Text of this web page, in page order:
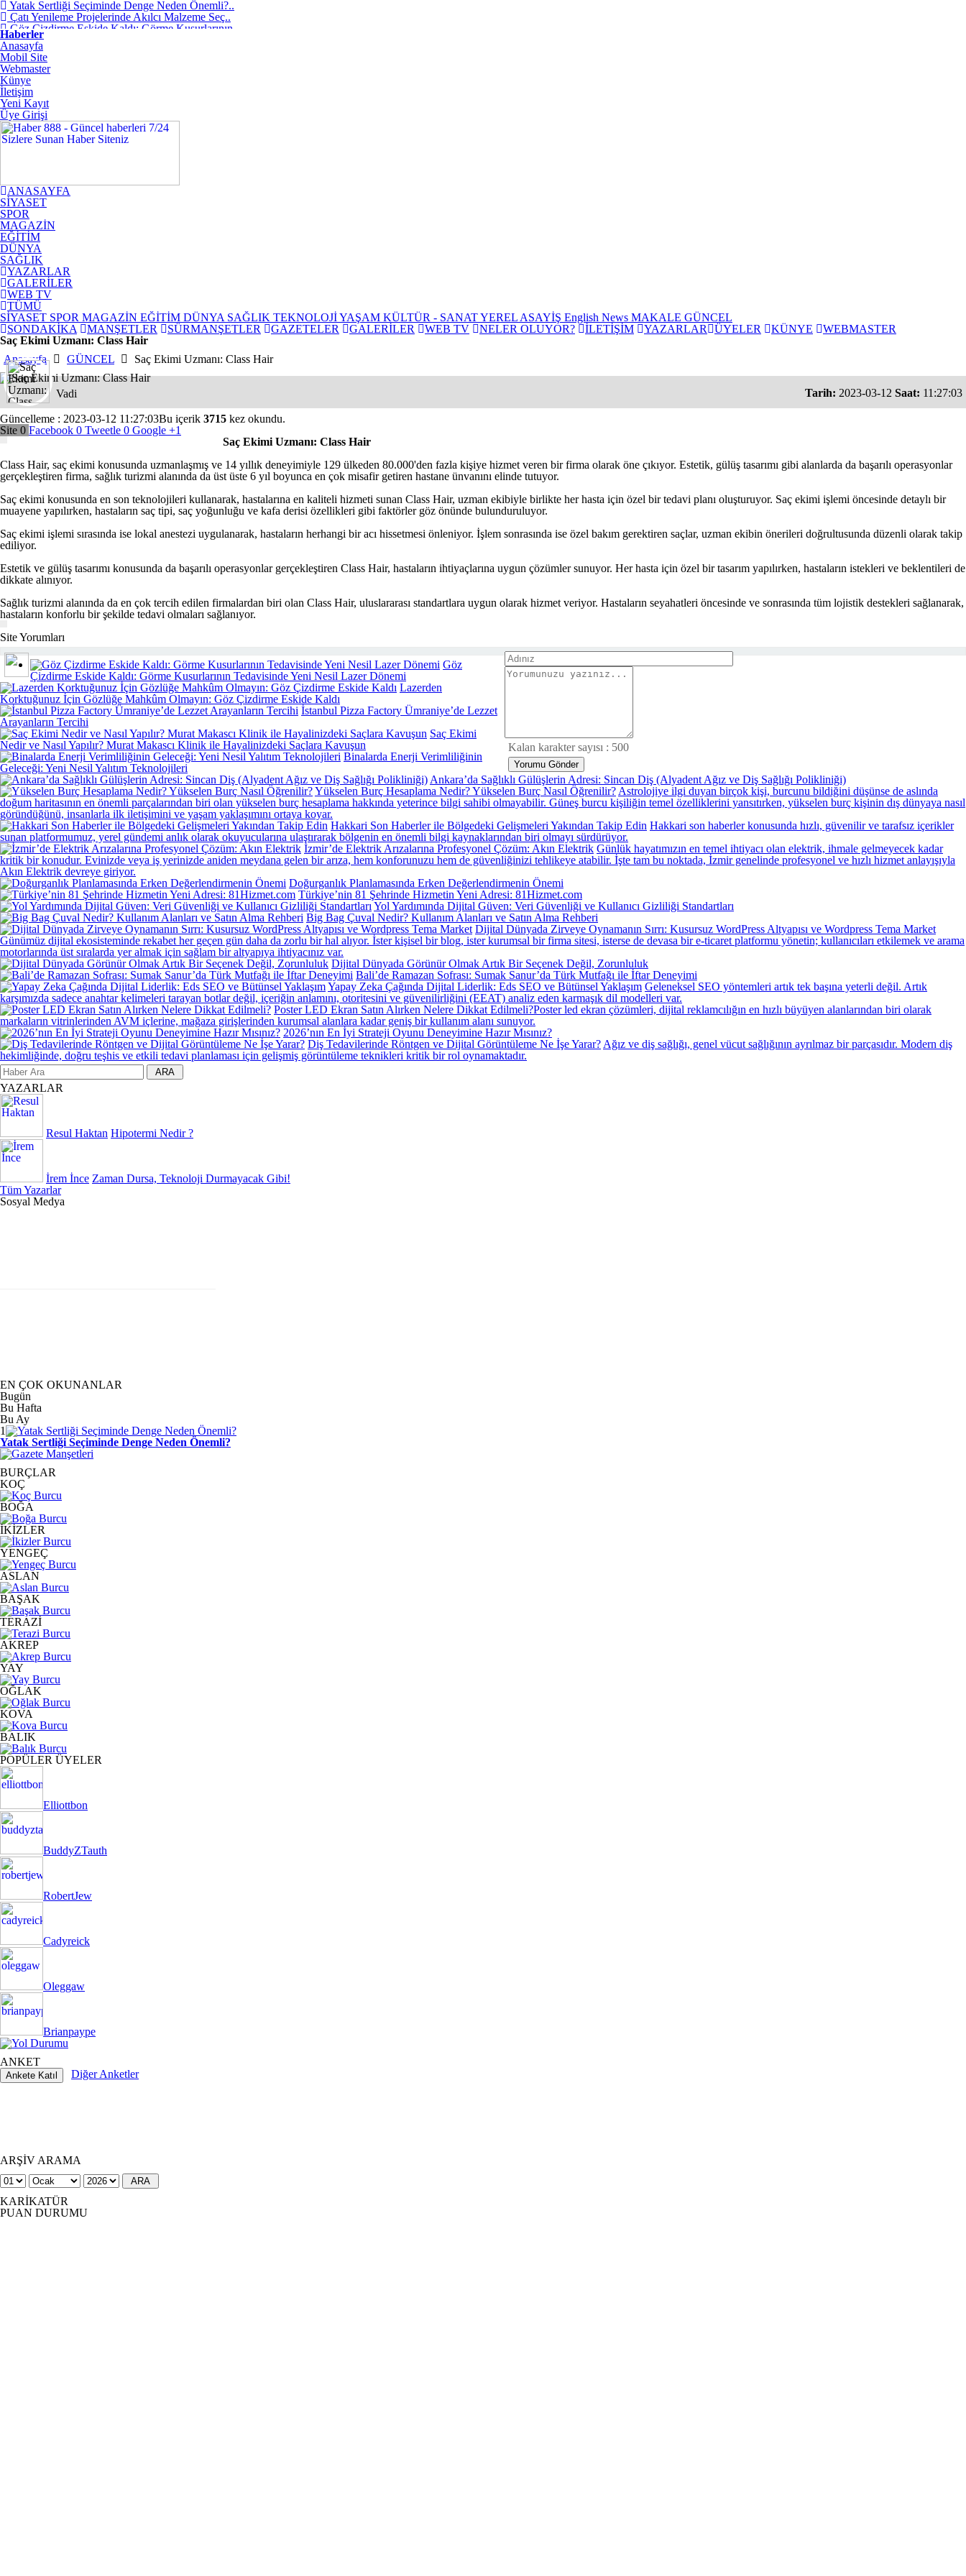
Yatak Sertliği Seçiminde Denge Neden Önemli?..
Çatı Yenileme Projelerinde Akılcı Malzeme Seç..
Göz Çizdirme Eskide Kaldı: Görme Kusurlarının..
Lazerden Korktuğunuz İçin Gözlüğe Mahkûm
Olma..
İstanbul Pizza Factory Ümraniye’de Lezzet Ara..
Saç Ekimi Nedir ve Nasıl Yapılır? Murat Makas..
Binalarda Enerji Verimliliğinin Geleceği: Yen..
Geleceğin Piyanisti Olarak Gösterilen Fazıl A..
Video yerelleştirme pazarında öne çıkan yeni ..
Ankara’da Sağlıklı Gülüşlerin Adresi: Sincan ..
Haberler
Anasayfa
Mobil Site
Webmaster
Künye
İletişim
Yeni Kayıt
Üye Girişi
ANASAYFA
SİYASET
SPOR
MAGAZİN
EĞİTİM
DÜNYA
SAĞLIK
YAZARLAR
GALERİLER
WEB TV
TÜMÜ
SİYASET SPOR MAGAZİN EĞİTİM DÜNYA SAĞLIK TEKNOLOJİYAŞAM KÜLTÜR - SANATYEREL ASAYİŞ English News MAKALE GÜNCEL
SONDAKİKA
MANŞETLER SÜRMANŞETLER GAZETELER GALERİLER WEB TV NELER OLUYOR? İLETİŞİM YAZARLAR ÜYELER KÜNYE
WEBMASTER
Saç Ekimi Uzmanı: Class Hair
Anasayfa
GÜNCEL Saç Ekimi Uzmanı: Class Hair
Vadi Tarih: 2023-03-12 Saat: 11:27:03
Güncelleme : 2023-03-12 11:27:03Bu içerik 3715 kez okundu.
Site 0 Facebook 0 Tweetle 0 Google +1
Saç Ekimi Uzmanı: Class Hair
Class Hair, saç ekimi konusunda uzmanlaşmış ve 14 yıllık deneyimiyle 129 ülkeden 80.000'den fazla kişiye hizmet veren bir firma olarak öne çıkıyor. Estetik, gülüş tasarımı gibi alanlarda da başarılı operasyonlar
gerçekleştiren firma, sağlık turizmi alanında da üst üste 6 yıl boyunca en çok misafir getiren hastane ünvanını elinde tutuyor.
Saç ekimi konusunda en son teknolojileri kullanarak, hastalarına en kaliteli hizmeti sunan Class Hair, uzman ekibiyle birlikte her hasta için özel bir tedavi planı oluşturuyor. Saç ekimi işlemi öncesinde detaylı bir
muayene yapılırken, hastaların saç tipi, saç yoğunluğu ve kafa derisi özellikleri gibi faktörler göz önünde bulunduruluyor.
Saç ekimi işlemi sırasında ise lokal anestezi uygulanarak, hastaların herhangi bir acı hissetmesi önleniyor. İşlem sonrasında ise özel bakım gerektiren saçlar, uzman ekibin önerileri doğrultusunda düzenli olarak takip
ediliyor.
Estetik ve gülüş tasarımı konusunda da başarılı operasyonlar gerçekleştiren Class Hair, hastaların ihtiyaçlarına uygun çözümler sunuyor. Her hasta için özel bir tasarım yapılırken, hastaların istekleri ve beklentileri de
dikkate alınıyor.
Sağlık turizmi alanında da en çok tercih edilen firmalardan biri olan Class Hair, uluslararası standartlara uygun olarak hizmet veriyor. Hastaların seyahatleri öncesinde ve sonrasında tüm lojistik destekleri sağlanarak,
hastaların konforlu bir şekilde tedavi olmaları sağlanıyor.
Sende Yorumla...
Site Yorumları
Kalan karakter sayısı : 500
Göz
Çizdirme Eskide Kaldı: Görme Kusurlarının Tedavisinde Yeni Nesil Lazer Dönemi
Lazerden
Korktuğunuz İçin Gözlüğe Mahkûm Olmayın: Göz Çizdirme Eskide Kaldı
İstanbul Pizza Factory Ümraniye’de Lezzet
Arayanların Tercihi
Saç Ekimi
Nedir ve Nasıl Yapılır? Murat Makascı Klinik ile Hayalinizdeki Saçlara Kavuşun
Binalarda Enerji Verimliliğinin
Geleceği: Yeni Nesil Yalıtım Teknolojileri
Ankara’da Sağlıklı Gülüşlerin Adresi: Sincan Diş (Alyadent Ağız ve Diş Sağlığı Polikliniği)
Yükselen Burç Hesaplama Nedir? Yükselen Burç Nasıl Öğrenilir? Astrolojiye ilgi duyan birçok kişi, burcunu bildiğini düşünse de aslında
doğum haritasının en önemli parçalarından biri olan yükselen burç hesaplama hakkında yeterince bilgi sahibi olmayabilir. Güneş burcu kişiliğin temel özelliklerini yansıtırken, yükselen burç kişinin dış dünyaya nasıl
göründüğünü, insanlarla ilk iletişimini ve yaşam yaklaşımını ortaya koyar.
Hakkari Son Haberler ile Bölgedeki Gelişmeleri Yakından Takip Edin Hakkari son haberler konusunda hızlı, güvenilir ve tarafsız içerikler
sunan platformumuz, yerel gündemi anlık olarak okuyucularına ulaştırarak bölgenin en önemli bilgi kaynaklarından biri olmayı sürdürüyor.
İzmir’de Elektrik Arızalarına Profesyonel Çözüm: Akın Elektrik Günlük hayatımızın en temel ihtiyacı olan elektrik, ihmale gelmeyecek kadar
kritik bir konudur. Evinizde veya iş yerinizde aniden meydana gelen bir arıza, hem konforunuzu hem de güvenliğinizi tehlikeye atabilir. İşte tam bu noktada, İzmir genelinde profesyonel ve hızlı hizmet anlayışıyla
Akın Elektrik devreye giriyor.
Doğurganlık Planlamasında Erken Değerlendirmenin Önemi
Türkiye’nin 81 Şehrinde Hizmetin Yeni Adresi: 81Hizmet.com
Yol Yardımında Dijital Güven: Veri Güvenliği ve Kullanıcı Gizliliği Standartları
Big Bag Çuval Nedir? Kullanım Alanları ve Satın Alma Rehberi
Dijital Dünyada Zirveye Oynamanın Sırrı: Kusursuz WordPress Altyapısı ve Wordpress Tema Market
Günümüz dijital ekosisteminde rekabet her geçen gün daha da zorlu bir hal alıyor. İster kişisel bir blog, ister kurumsal bir firma sitesi, isterse de devasa bir e-ticaret platformu yönetin; kullanıcıları etkilemek ve arama
motorlarında üst sıralarda yer almak için sağlam bir altyapıya ihtiyacınız var.
Dijital Dünyada Görünür Olmak Artık Bir Seçenek Değil, Zorunluluk
Bali’de Ramazan Sofrası: Sumak Sanur’da Türk Mutfağı ile İftar Deneyimi
Yapay Zeka Çağında Dijital Liderlik: Eds SEO ve Bütünsel Yaklaşım Geleneksel SEO yöntemleri artık tek başına yeterli değil. Artık
karşımızda sadece anahtar kelimeleri tarayan botlar değil, içeriğin anlamını, otoritesini ve güvenilirliğini (EEAT) analiz eden karmaşık dil modelleri var.
Poster LED Ekran Satın Alırken Nelere Dikkat Edilmeli?​Poster led ekran çözümleri, dijital reklamcılığın en hızlı büyüyen alanlarından biri olarak
markaların vitrinlerinden AVM içlerine, mağaza girişlerinden kurumsal alanlara kadar geniş bir kullanım alanı sunuyor.
2026’nın En İyi Strateji Oyunu Deneyimine Hazır Mısınız?
Diş Tedavilerinde Röntgen ve Dijital Görüntüleme Ne İşe Yarar? Ağız ve diş sağlığı, genel vücut sağlığının ayrılmaz bir parçasıdır. Modern diş
hekimliğinde, doğru teşhis ve etkili tedavi planlaması için gelişmiş görüntüleme teknikleri kritik bir rol oynamaktadır.
YAZARLAR
Resul Haktan Hipotermi Nedir ?
İrem İnce Zaman Dursa, Teknoloji Durmayacak Gibi!
Tüm Yazarlar
Sosyal Medya
EN ÇOK OKUNANLAR
Bugün
Bu Hafta
Bu Ay
1
Yatak Sertliği Seçiminde Denge Neden Önemli?
BURÇLAR
KOÇ
BOĞA
İKİZLER
YENGEÇ
ASLAN
BAŞAK
TERAZİ
AKREP
YAY
OĞLAK
KOVA
BALIK
POPÜLER ÜYELER
Elliottbon
BuddyZTauth
RobertJew
Cadyreick
Oleggaw
Brianpaype
ANKET
Diğer Anketler
ARŞİV ARAMA
KARİKATÜR
PUAN DURUMU